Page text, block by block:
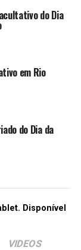
do Dia
em Rio
do Dia da
VIDEOS